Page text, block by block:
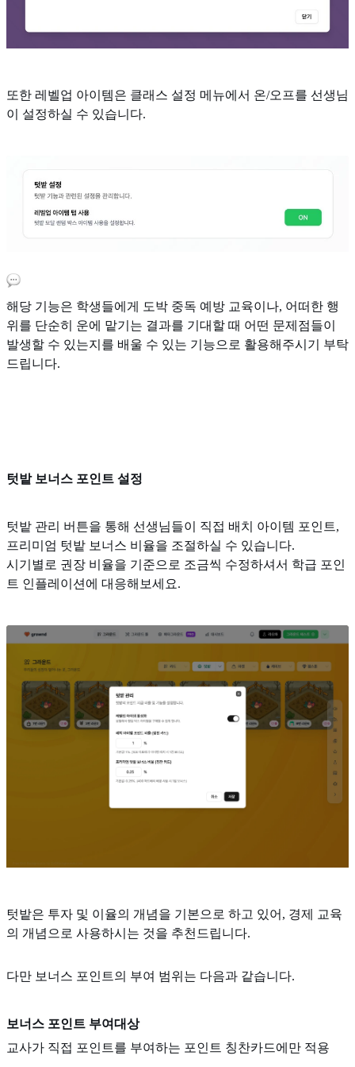
또한 레벨업 아이템은 클래스 설정 메뉴에서 온/오프를 선생님
이 설정하실 수 있습니다.
해당 기능은 학생들에게 도박 중독 예방 교육이나, 어떠한 행
위를 단순히 운에 맡기는 결과를 기대할 때 어떤 문제점들이
발생할 수 있는지를 배울 수 있는 기능으로 활용해주시기 부탁
드립니다.
텃밭 보너스 포인트 설정
텃밭 관리 버튼을 통해 선생님들이 직접 배치 아이템 포인트,
프리미엄 텃밭 보너스 비율을 조절하실 수 있습니다.
시기별로 권장 비율을 기준으로 조금씩 수정하셔서 학급 포인
트 인플레이션에 대응해보세요.
텃밭은 투자 및 이율의 개념을 기본으로 하고 있어, 경제 교육
의 개념으로 사용하시는 것을 추천드립니다.
다만 보너스 포인트의 부여 범위는 다음과 같습니다.
보너스 포인트 부여대상
교사가 직접 포인트를 부여하는 포인트 칭찬카드에만 적용